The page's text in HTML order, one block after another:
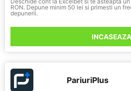
RON. Depune minim 50 lei si primesti un
depunerii.
INCASEAZA
PariuriPlus